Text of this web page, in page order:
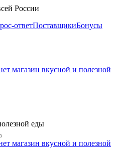
России
ответПоставщикиБонусы
еды